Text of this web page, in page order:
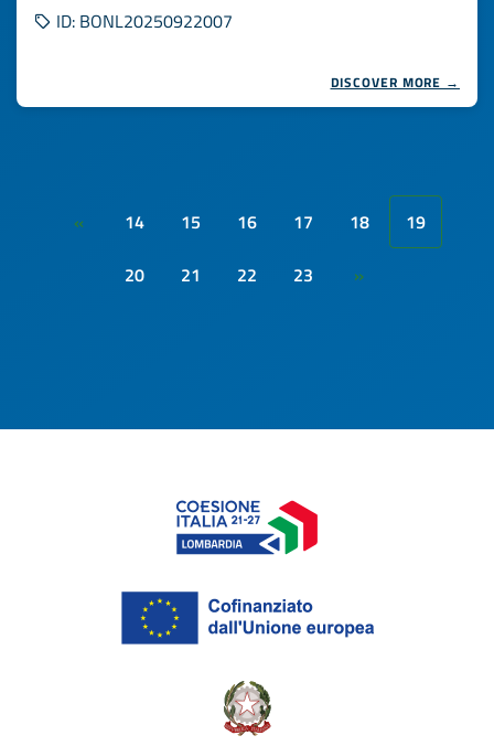
ID: BONL20250922007
DISCOVER MORE →
« 14 15 16 17 18
19
20
21 22 23 »